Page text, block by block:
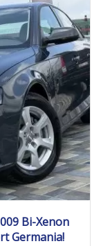
Bi-Xenon
Germania!